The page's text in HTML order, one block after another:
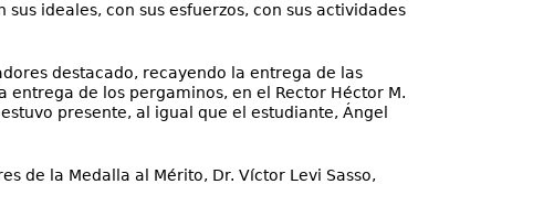
ideales, con sus esfuerzos, con sus actividades
destacado, recayendo la entrega de las
entrega de los pergaminos, en el Rector Héctor M.
presente, al igual que el estudiante, Ángel
de la Medalla al Mérito, Dr. Víctor Levi Sasso,